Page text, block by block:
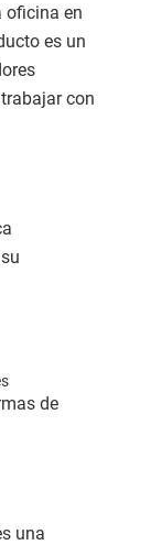
oficina en
es un
con
de
una